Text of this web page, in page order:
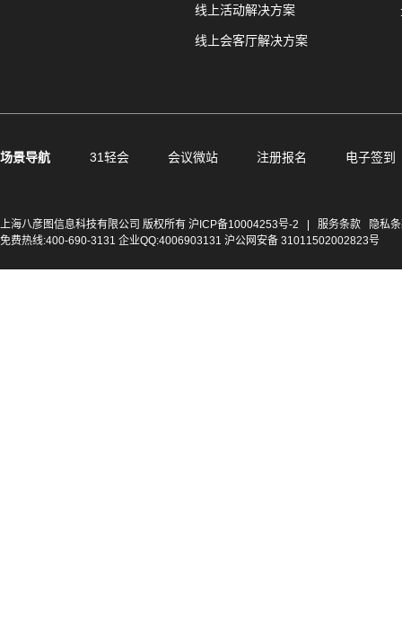
线上活动解决方案
线上会客厅解决方案
场景导航 31轻会 会议微站 注册报名 电子签到
上海八彦图信息科技有限公司 版权所有 沪ICP备10004253号-2 服务条款
隐私
免费热线:400-690-3131 企业QQ:4006903131 沪公网安备 31011502002823号